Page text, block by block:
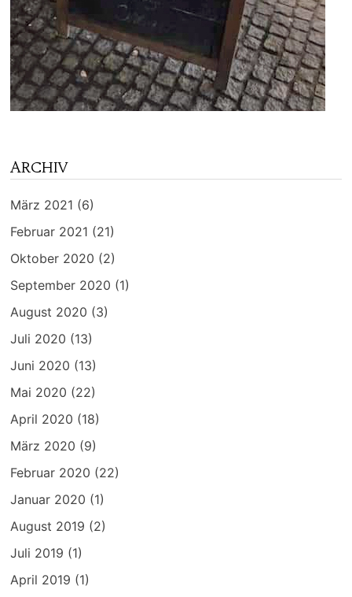
ARCHIV
März 2021 (6)
Februar 2021 (21)
Oktober 2020 (2)
September 2020 (1)
August 2020 (3)
Juli 2020 (13)
Juni 2020 (13)
Mai 2020 (22)
April 2020 (18)
März 2020 (9)
Februar 2020 (22)
Januar 2020 (1)
August 2019 (2)
Juli 2019 (1)
April 2019 (1)